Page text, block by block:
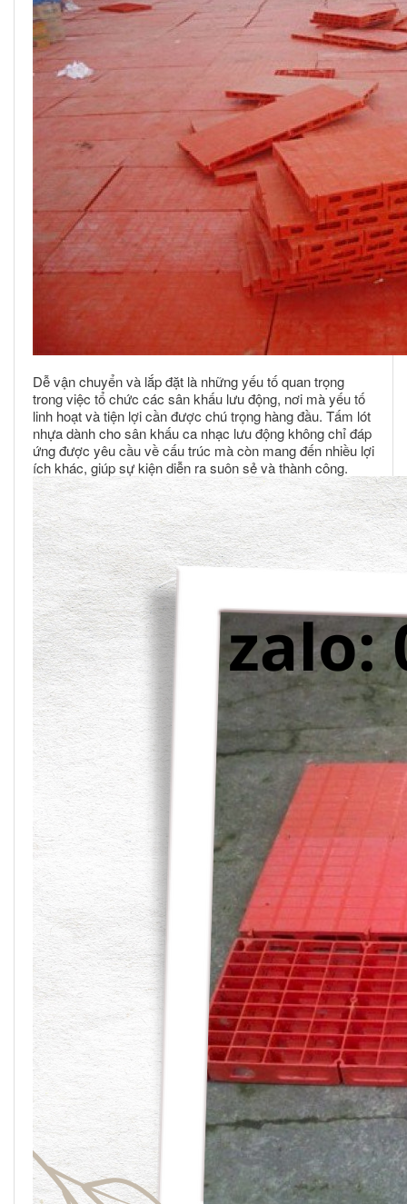
Dễ vận chuyển và lắp đặt là những yếu tố quan trọng
trong việc tổ chức các sân khấu lưu động, nơi mà yếu tố
linh hoạt và tiện lợi cần được chú trọng hàng đầu. Tấm lót
nhựa dành cho sân khấu ca nhạc lưu động không chỉ đáp
ứng được yêu cầu về cấu trúc mà còn mang đến nhiều lợi
ích khác, giúp sự kiện diễn ra suôn sẻ và thành công.